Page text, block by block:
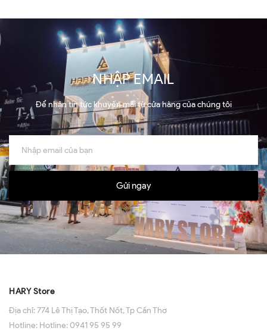
NHẬP EMAIL
Để nhận tin tức khuyến mãi từ cửa hàng của chúng tôi
Gửi ngay
HARY Store
Địa chỉ:774 Lê Thị Tạo, Thốt Nốt, Tp Cần Thơ
Hotline: Hotline: 0941 95 95 99